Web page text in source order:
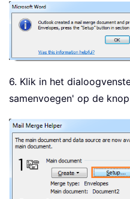
6. Klik in het
samenvoegen' op de